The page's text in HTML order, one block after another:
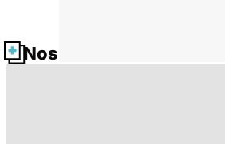
Nos fiches santé